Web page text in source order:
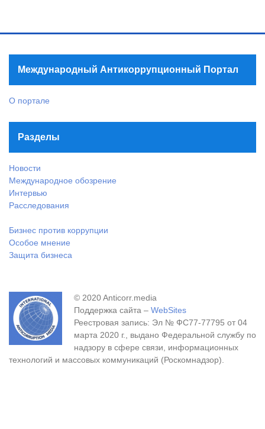
Международный Антикоррупционный Портал
О портале
Разделы
Новости
Международное обозрение
Интервью
Расследования
Бизнес против коррупции
Особое мнение
Защита бизнеса
© 2020 Anticorr.media
Поддержка сайта – WebSites
Реестровая запись: Эл № ФС77-77795 от 04
марта 2020 г., выдано Федеральной службу по
надзору в сфере связи, информационных
технологий и массовых коммуникаций (Роскомнадзор).